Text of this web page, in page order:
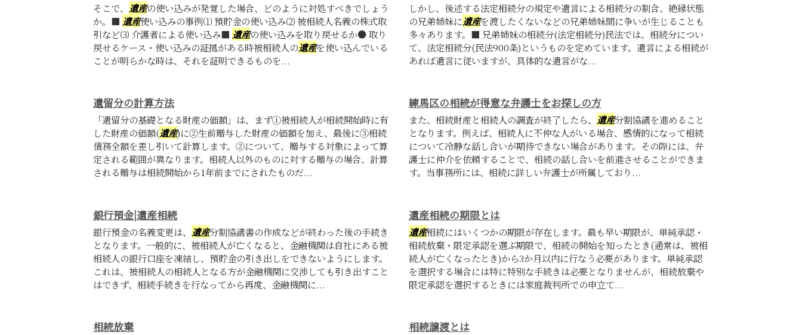
そこで、 遺産の使い込みが発覚した場合、どのように対処すべきでしょう
か。■ 遺産使い込みの事例⑴ 預貯金の使い込み⑵ 被相続人名義の株式取
引など⑶ 介護者による使い込み■ 遺産の使い込みを取り戻せるか● 取り
戻せるケース・使い込みの証拠がある時被相続人の遺産を使い込んでいる
ことが明らかな時は、それを証明できるものを...
しかし、後述する法定相続分の規定や遺言による相続分の割合、絶縁状態
の兄弟姉妹に遺産を渡したくないなどの兄弟姉妹間に争いが生じることも
多々あります。■ 兄弟姉妹の相続分(法定相続分)民法では、相続分につい
て、法定相続分(民法900条)というものを定めています。遺言による相続が
あれば遺言に従いますが、具体的な遺言がな...
遺留分の計算方法
「遺留分の基礎となる財産の価額」は、まず①被相続人が相続開始時に有
した財産の価額(遺産)に②生前贈与した財産の価額を加え、最後に③相続
債務全額を差し引いて計算します。②について、贈与する対象によって算
定される範囲が異なります。相続人以外のものに対する贈与の場合、計算
される贈与は相続開始から1年前までにされたものだ...
練馬区の相続が得意な弁護士をお探しの方
また、相続財産と相続人の調査が終了したら、 遺産分割協議を進めること
となります。例えば、相続人に不仲な人がいる場合、感情的になって相続
について冷静な話し合いが期待できない場合があります。その際には、弁
護士に仲介を依頼することで、相続の話し合いを前進させることができま
す。当事務所には、相続に詳しい弁護士が所属しており...
銀行預金|遺産相続
銀行預金の名義変更は、 遺産分割協議書の作成などが終わった後の手続き
となります。一般的に、被相続人が亡くなると、金融機関は自社にある被
相続人の銀行口座を凍結し、預貯金の引き出しをできないようにします。
これは、被相続人の相続人となる方が金融機関に交渉しても引き出すこと
はできず、相続手続きを行なってから再度、金融機関に...
遺産相続の期限とは
遺産相続にはいくつかの期限が存在します。最も早い期限が、単純承認・
相続放棄・限定承認を選ぶ期限で、相続の開始を知ったとき(通常は、被相
続人が亡くなったとき)から3か月以内に行なう必要があります。単純承認
を選択する場合には特に特別な手続きは必要となりませんが、相続放棄や
限定承認を選択するときには家庭裁判所での申立て...
相続放棄 相続譲渡とは